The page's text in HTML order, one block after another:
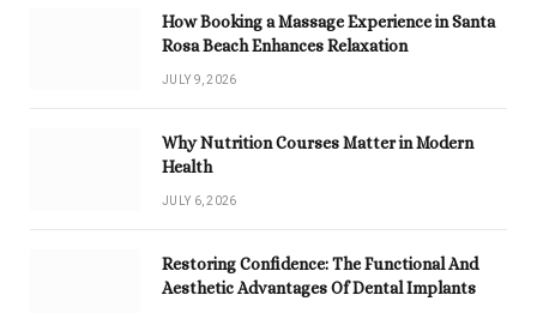
How Booking a Massage Experience in Santa
Rosa Beach Enhances Relaxation
JULY 9, 2026
Why Nutrition Courses Matter in Modern
Health
JULY 6, 2026
Restoring Confidence: The Functional And
Aesthetic Advantages Of Dental Implants